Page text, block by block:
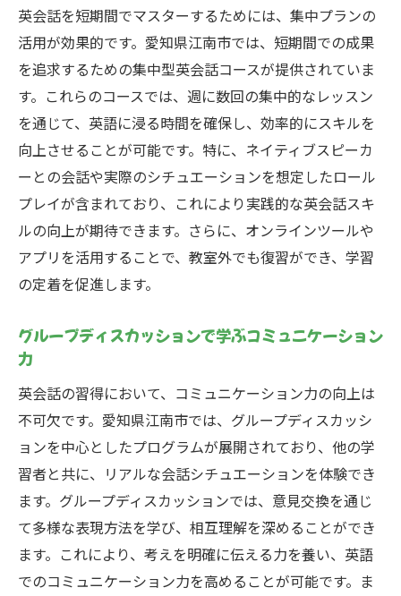
英会話を短期間でマスターするためには、集中プランの
活用が効果的です。愛知県江南市では、短期間での成果
を追求するための集中型英会話コースが提供されていま
す。これらのコースでは、週に数回の集中的なレッスン
を通じて、英語に浸る時間を確保し、効率的にスキルを
向上させることが可能です。特に、ネイティブスピーカ
ーとの会話や実際のシチュエーションを想定したロール
プレイが含まれており、これにより実践的な英会話スキ
ルの向上が期待できます。さらに、オンラインツールや
アプリを活用することで、教室外でも復習ができ、学習
の定着を促進します。
グループディスカッションで学ぶコミュニケーション
力
英会話の習得において、コミュニケーション力の向上は
不可欠です。愛知県江南市では、グループディスカッシ
ョンを中心としたプログラムが展開されており、他の学
習者と共に、リアルな会話シチュエーションを体験でき
ます。グループディスカッションでは、意見交換を通じ
て多様な表現方法を学び、相互理解を深めることができ
ます。これにより、考えを明確に伝える力を養い、英語
でのコミュニケーション力を高めることが可能です。ま